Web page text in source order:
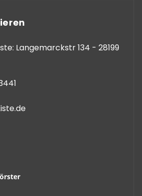
Langemarckstr 134 - 28199